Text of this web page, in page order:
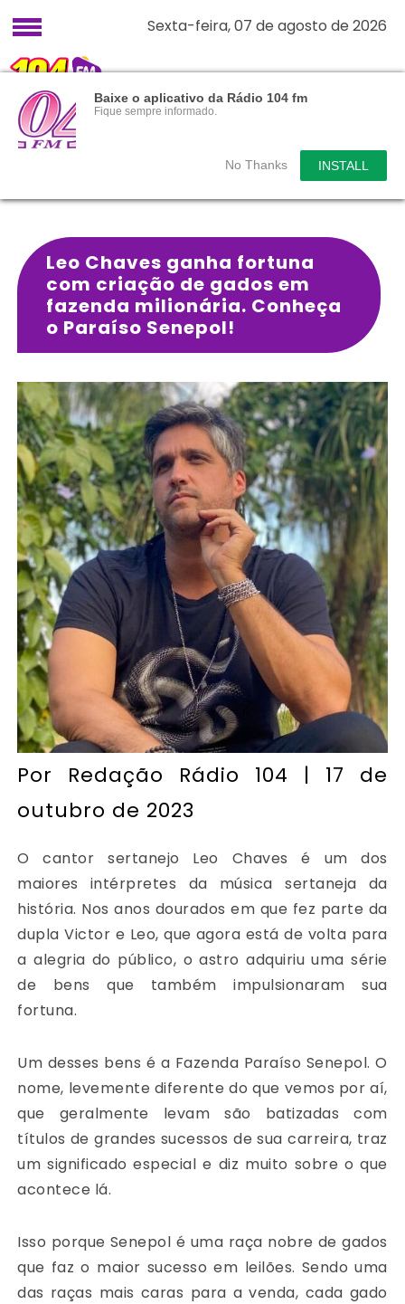
Baixe o aplicativo da Rádio 104 fm
Fique sempre informado.
No Thanks INSTALL
Sexta-feira, 07 de agosto de 2026
Leo Chaves ganha fortuna
com criação de gados em
fazenda milionária. Conheça
o Paraíso Senepol!
Por Redação Rádio 104 | 17 de
outubro de 2023
O cantor sertanejo Leo Chaves é um dos
maiores intérpretes da música sertaneja da
história. Nos anos dourados em que fez parte da
dupla Victor e Leo, que agora está de volta para
a alegria do público, o astro adquiriu uma série
de bens que também impulsionaram sua
fortuna.
Um desses bens é a Fazenda Paraíso Senepol. O
nome, levemente diferente do que vemos por aí,
que geralmente levam são batizadas com
títulos de grandes sucessos de sua carreira, traz
um significado especial e diz muito sobre o que
acontece lá.
Isso porque Senepol é uma raça nobre de gados
que faz o maior sucesso em leilões. Sendo uma
das raças mais caras para a venda, cada gado